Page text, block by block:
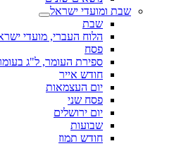
שבת ומועדי ישראל
שבת
הלוח העברי, מועדי
פסח
ספירת העומר, ל"ג
חודש אייר
יום העצמאות
פסח שני
יום ירושלים
שבועות
חודש תמוז